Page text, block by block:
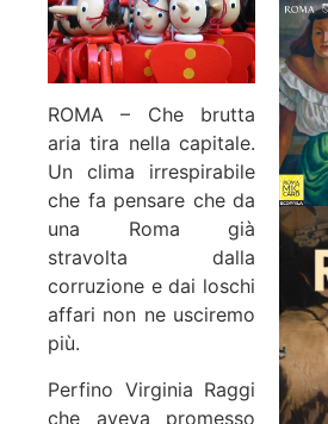
ROMA – Che brutta
aria tira nella capitale.
Un clima irrespirabile
che fa pensare che da
una Roma già
stravolta dalla
corruzione e dai loschi
affari non ne usciremo
più.
Perfino Virginia Raggi
che aveva promesso